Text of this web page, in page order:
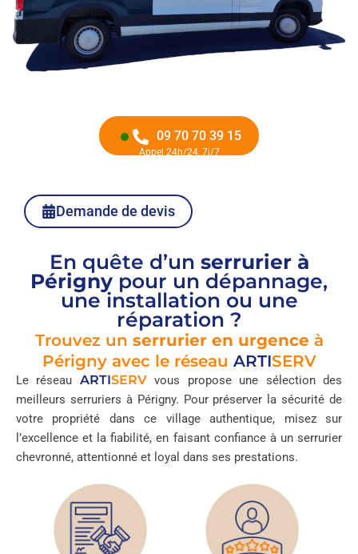
09 70 70 39 15
Appel 24h/24, 7j/7
Demande de devis
En quête d’un serrurier à
Périgny pour un dépannage,
une installation ou une
réparation ?
Trouvez un serrurier en urgence à
Périgny avec le réseau ARTISERV
Le réseau ARTISERVvous propose une sélection des
meilleurs serruriers à Périgny. Pour préserver la sécurité de
votre propriété dans ce village authentique, misez sur
l’excellence et la fiabilité, en faisant confiance à un serrurier
chevronné, attentionné et loyal dans ses prestations.